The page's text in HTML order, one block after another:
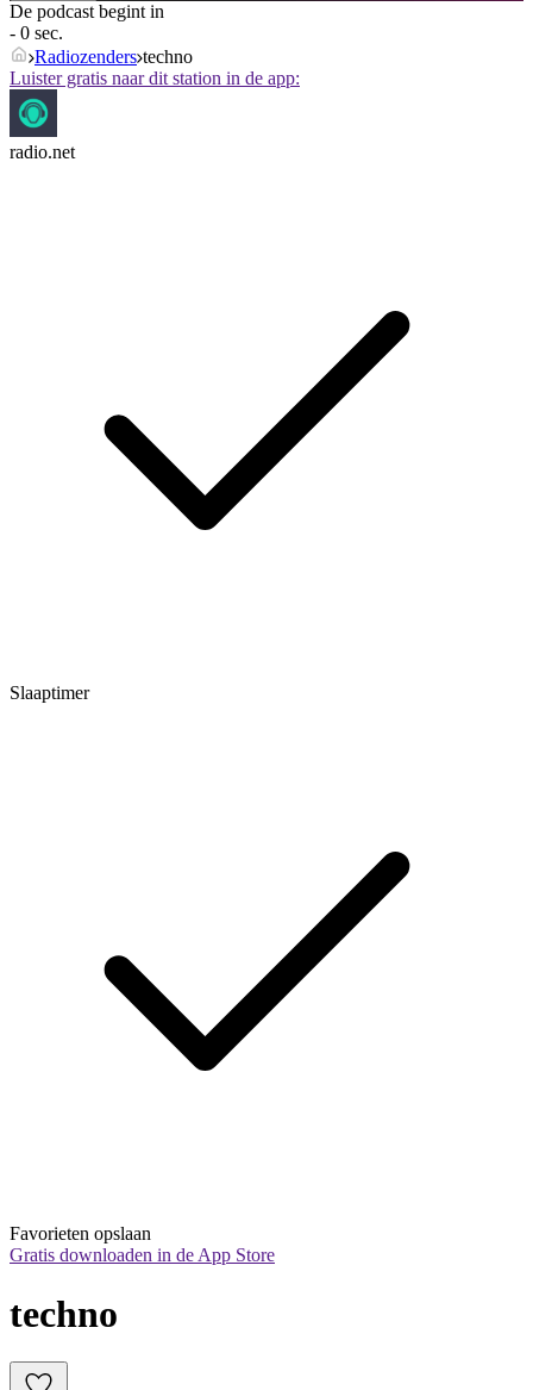
De podcast begint in
- 0 sec.
Radiozenders techno
Luister gratis naar dit station in de app:
radio.net
Slaaptimer
Favorieten opslaan
Gratis downloaden in de App Store
techno